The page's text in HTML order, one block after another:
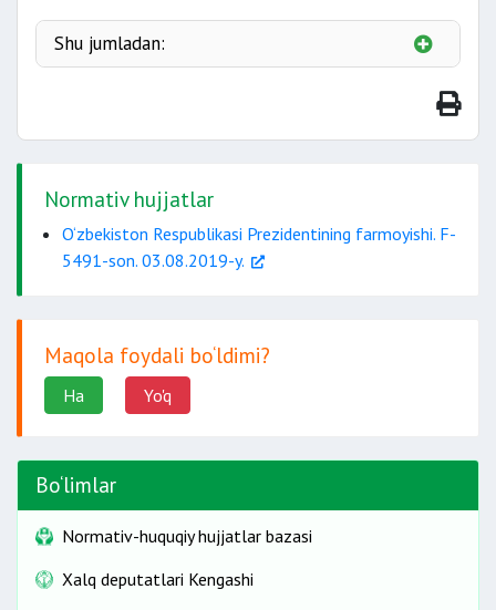
Shu jumladan:
belgilangan tartibda va muddatlarda
xabardor qilinishi;
etkazilgan zararning o‘rni bozor qiymati
2
yilgacha muddatda uy-joy berilishi
Normativ hujjatlar
O‘zbekiston Respublikasi Prezidentining farmoyishi. F-
5491-son. 03.08.2019-y.
Maqola foydali bo‘ldimi?
Ha Yo'q
Bo‘limlar
Normativ-huquqiy hujjatlar bazasi
Xalq deputatlari Kengashi